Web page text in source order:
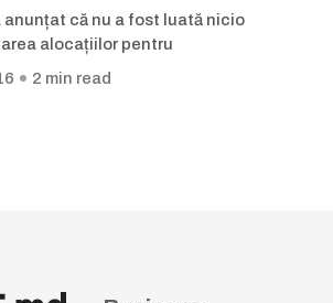
anunțat că nu a fost luată nicio
alocațiilor pentru
2 min read